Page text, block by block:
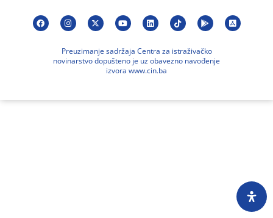
Preuzimanje sadržaja Centra za istraživačko
novinarstvo dopušteno je uz obavezno navođenje
izvora www.cin.ba